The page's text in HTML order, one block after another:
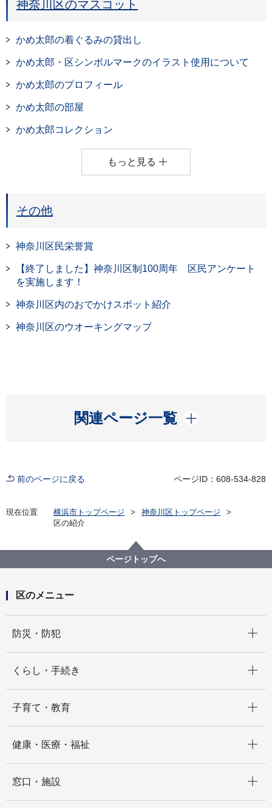
神奈川区のマスコット
かめ太郎の着ぐるみの貸出し
かめ太郎・区シンボルマークのイラスト使用について
かめ太郎のプロフィール
かめ太郎の部屋
かめ太郎コレクション
もっと見る
その他
神奈川区民栄誉賞
【終了しました】神奈川区制100周年 区民アンケート
を実施します！
神奈川区内のおでかけスポット紹介
神奈川区のウオーキングマップ
関連ページ一覧
開く
前のページに戻る ページID：608-534-828
現在位置 横浜市トップページ
神奈川区トップページ
区の紹介
ページトップへ
区のメニュー
防災・防犯
くらし・手続き
子育て・教育
健康・医療・福祉
窓口・施設